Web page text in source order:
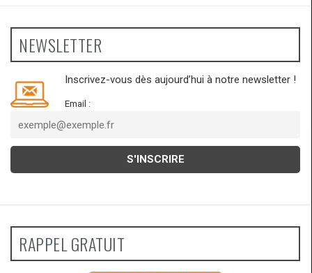
NEWSLETTER
Inscrivez-vous dès aujourd’hui à notre newsletter !
Email :
RAPPEL GRATUIT